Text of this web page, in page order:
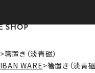
SHOP
箸置き（淡青磁）
WARE 箸置き（淡青